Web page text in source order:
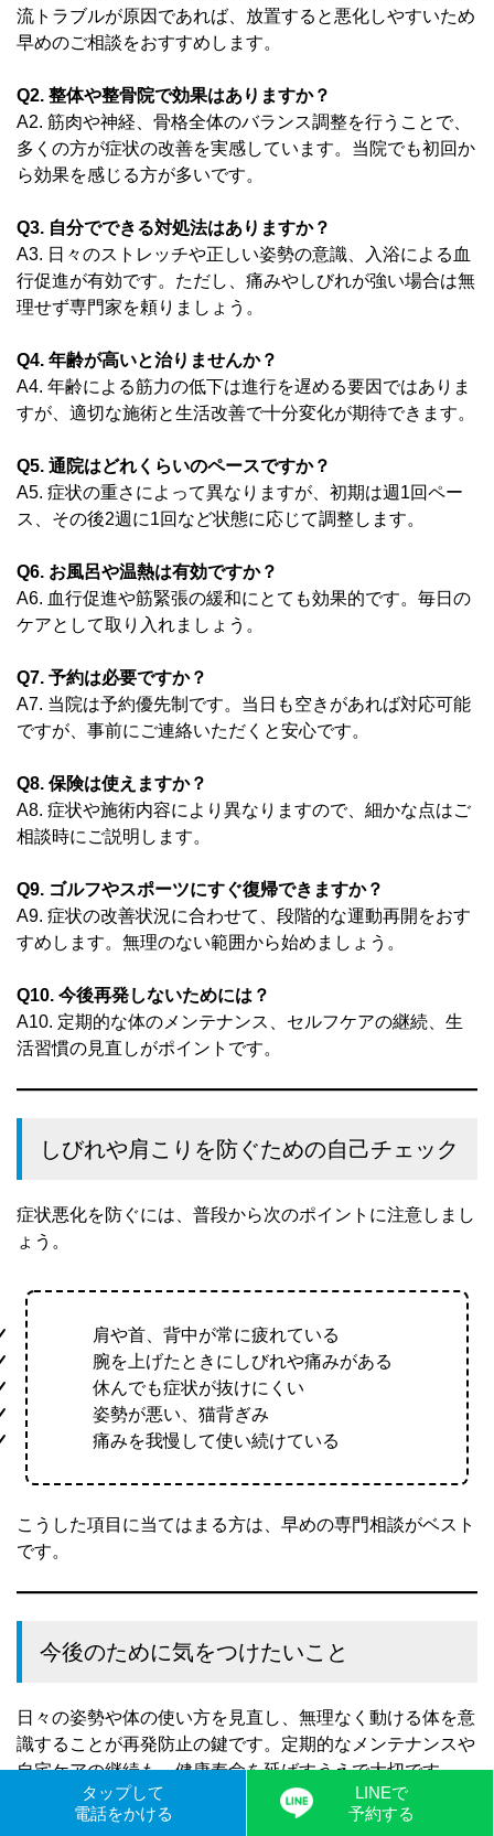
タップして
電話をかける
LINEで
予約する
流トラブルが原因であれば、放置すると悪化しやすいため
早めのご相談をおすすめします。
Q2. 整体や整骨院で効果はありますか？
A2. 筋肉や神経、骨格全体のバランス調整を行うことで、
多くの方が症状の改善を実感しています。当院でも初回か
ら効果を感じる方が多いです。
Q3. 自分でできる対処法はありますか？
A3. 日々のストレッチや正しい姿勢の意識、入浴による血
行促進が有効です。ただし、痛みやしびれが強い場合は無
理せず専門家を頼りましょう。
Q4. 年齢が高いと治りませんか？
A4. 年齢による筋力の低下は進行を遅める要因ではありま
すが、適切な施術と生活改善で十分変化が期待できます。
Q5. 通院はどれくらいのペースですか？
A5. 症状の重さによって異なりますが、初期は週1回ペー
ス、その後2週に1回など状態に応じて調整します。
Q6. お風呂や温熱は有効ですか？
A6. 血行促進や筋緊張の緩和にとても効果的です。毎日の
ケアとして取り入れましょう。
Q7. 予約は必要ですか？
A7. 当院は予約優先制です。当日も空きがあれば対応可能
ですが、事前にご連絡いただくと安心です。
Q8. 保険は使えますか？
A8. 症状や施術内容により異なりますので、細かな点はご
相談時にご説明します。
Q9. ゴルフやスポーツにすぐ復帰できますか？
A9. 症状の改善状況に合わせて、段階的な運動再開をおす
すめします。無理のない範囲から始めましょう。
Q10. 今後再発しないためには？
A10. 定期的な体のメンテナンス、セルフケアの継続、生
活習慣の見直しがポイントです。
しびれや肩こりを防ぐための自己チェック
症状悪化を防ぐには、普段から次のポイントに注意しまし
ょう。
肩や首、背中が常に疲れている
腕を上げたときにしびれや痛みがある
休んでも症状が抜けにくい
姿勢が悪い、猫背ぎみ
痛みを我慢して使い続けている
こうした項目に当てはまる方は、早めの専門相談がベスト
です。
今後のために気をつけたいこと
日々の姿勢や体の使い方を見直し、無理なく動ける体を意
識することが再発防止の鍵です。定期的なメンテナンスや
自宅ケアの継続も、健康寿命を延ばすうえで大切です。
加齢や生活環境の変化で筋力が低下しても、適切なケアと